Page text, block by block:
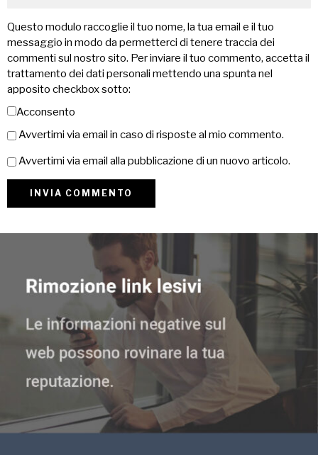
Questo modulo raccoglie il tuo nome, la tua email e il tuo
messaggio in modo da permetterci di tenere traccia dei
commenti sul nostro sito. Per inviare il tuo commento, accetta il
trattamento dei dati personali mettendo una spunta nel
apposito checkbox sotto:
Acconsento
Avvertimi via email in caso di risposte al mio commento.
Avvertimi via email alla pubblicazione di un nuovo articolo.